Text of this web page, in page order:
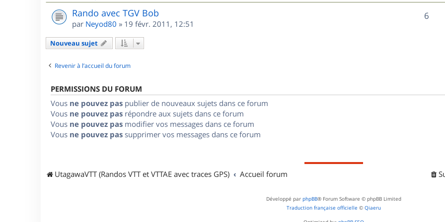
s
é
p
e
Rando avec TGV Bob
par Neyod80 » 19 févr. 2011, 12:51
6R
Nouveau sujet
Revenir à l’accueil du forum
PERMISSIONS DU FORUM
Vous ne pouvez pas publier de nouveaux sujets dans ce forum
Vous ne pouvez pas répondre aux sujets dans ce forum
Vous ne pouvez pas modifier vos messages dans ce forum
Vous ne pouvez pas supprimer vos messages dans ce forum
UtagawaVTT (Randos VTT et VTTAE avec traces GPS) Accueil forum
Développé par phpBB® Forum Software © phpBB Limited
Traduction française officielle © Qiaeru